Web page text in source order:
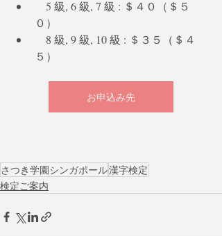
０）
５）
お申込み先
さつき学園シンガポール漢字検定
検定ご案内